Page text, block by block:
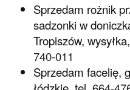
Sprzedam rożnik
sadzonki w
Tropiszów,
740-011
Sprzedam facelię,